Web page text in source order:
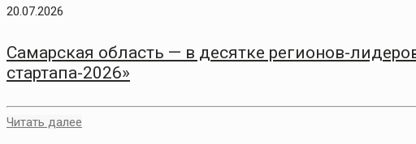
20.07.2026
Самарская область — в десятке регионов-
стартапа-2026»
Читать далее